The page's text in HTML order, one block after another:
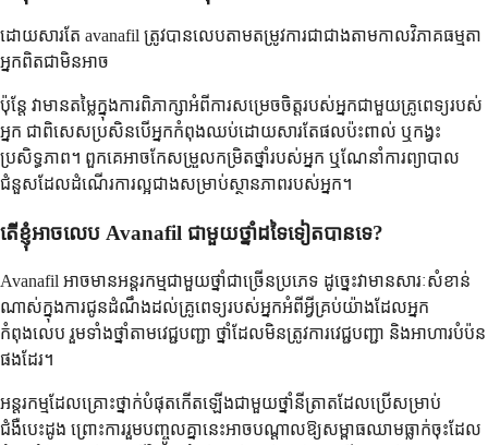
ដោយសារតែ avanafil ត្រូវបានលេបតាមតម្រូវការជាជាងតាមកាលវិភាគធម្មតា
អ្នកពិតជាមិនអាច
ប៉ុន្តែ វាមានតម្លៃក្នុងការពិភាក្សាអំពីការសម្រេចចិត្តរបស់អ្នកជាមួយគ្រូពេទ្យរបស់
អ្នក ជាពិសេសប្រសិនបើអ្នកកំពុងឈប់ដោយសារតែផលប៉ះពាល់ ឬកង្វះ
ប្រសិទ្ធភាព។ ពួកគេអាចកែសម្រួលកម្រិតថ្នាំរបស់អ្នក ឬណែនាំការព្យាបាល
ជំនួសដែលដំណើរការល្អជាងសម្រាប់ស្ថានភាពរបស់អ្នក។
តើខ្ញុំអាចលេប Avanafil ជាមួយថ្នាំដទៃទៀតបានទេ?
Avanafil អាចមានអន្តរកម្មជាមួយថ្នាំជាច្រើនប្រភេទ ដូច្នេះវាមានសារៈសំខាន់
ណាស់ក្នុងការជូនដំណឹងដល់គ្រូពេទ្យរបស់អ្នកអំពីអ្វីគ្រប់យ៉ាងដែលអ្នក
កំពុងលេប រួមទាំងថ្នាំតាមវេជ្ជបញ្ជា ថ្នាំដែលមិនត្រូវការវេជ្ជបញ្ជា និងអាហារបំប៉ន
ផងដែរ។
អន្តរកម្មដែលគ្រោះថ្នាក់បំផុតកើតឡើងជាមួយថ្នាំនីត្រាតដែលប្រើសម្រាប់
ជំងឺបេះដូង ព្រោះការរួមបញ្ចូលគ្នានេះអាចបណ្តាលឱ្យសម្ពាធឈាមធ្លាក់ចុះដែល